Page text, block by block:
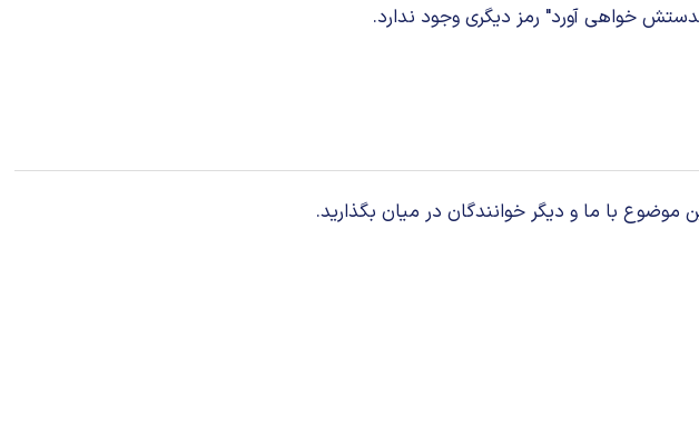
خواهی آورد" رمز دیگری وجود ندارد.
با ما و دیگر خوانندگان در میان بگذارید.